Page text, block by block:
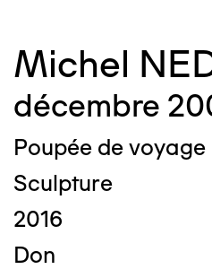
Michel
décembre
Poupée de voyage
Sculpture
2016
Don